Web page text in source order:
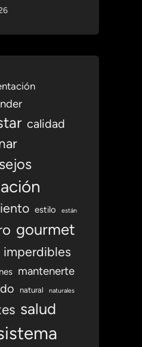
calidad
estilo están
gourmet
imperdibles
mantenerte
natural naturales
salud